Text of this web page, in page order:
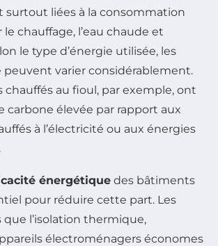
surtout liées à la consommation
le chauffage, l’eau chaude et
le type d’énergie utilisée, les
peuvent varier considérablement.
chauffés au fioul, par exemple, ont
carbone élevée par rapport aux
à l’électricité ou aux énergies
énergétique des bâtiments
pour réduire cette part. Les
que l’isolation thermique,
électroménagers économes